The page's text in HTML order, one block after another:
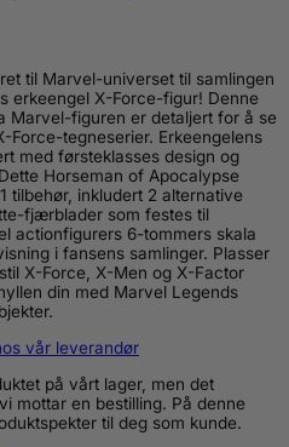
til Marvel-universet til samlingen
erkeengel X-Force-figur! Denne
Marvel-figuren er detaljert for å se
Force-tegneserier. Erkeengelens
med førsteklasses design og
Horseman of Apocalypse
tilbehør, inkludert 2 alternative
fjærblader som festes til
actionfigurers 6-tommers skala
i fansens samlinger. Plasser
X-Force, X-Men og X-Factor
din med Marvel Legends
vår leverandør
på vårt lager, men det
mottar en bestilling. På denne
til deg som kunde.